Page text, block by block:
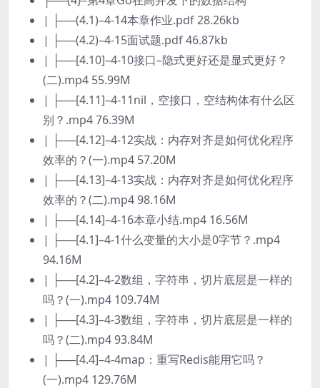
| ├──(4.1)–4-14本章作业.pdf 28.26kb
| ├──(4.2)–4-15面试题.pdf 46.87kb
| ├──[4.10]–4-10接口–隐式更好还是显式更好？
(二).mp4 55.99M
| ├──[4.11]–4-11nil，空接口，空结构体有什么区
别？.mp4 76.39M
| ├──[4.12]–4-12实战：内存对齐是如何优化程序
效率的？(一).mp4 57.20M
| ├──[4.13]–4-13实战：内存对齐是如何优化程序
效率的？(二).mp4 98.16M
| ├──[4.14]–4-16本章小结.mp4 16.56M
| ├──[4.1]–4-1什么变量的大小是0字节？.mp4
94.16M
| ├──[4.2]–4-2数组，字符串，切片底层是一样的
吗？(一).mp4 109.74M
| ├──[4.3]–4-3数组，字符串，切片底层是一样的
吗？(二).mp4 93.84M
| ├──[4.4]–4-4map：重写Redis能用它吗？
(一).mp4 129.76M